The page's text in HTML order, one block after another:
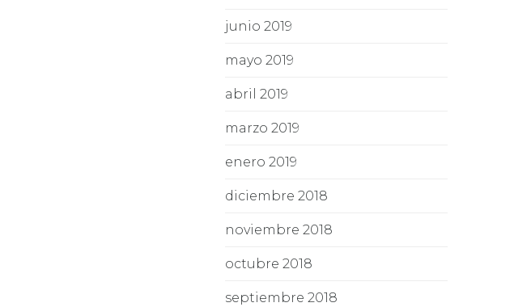
junio 2019
mayo 2019
abril 2019
marzo 2019
enero 2019
diciembre 2018
noviembre 2018
octubre 2018
septiembre 2018